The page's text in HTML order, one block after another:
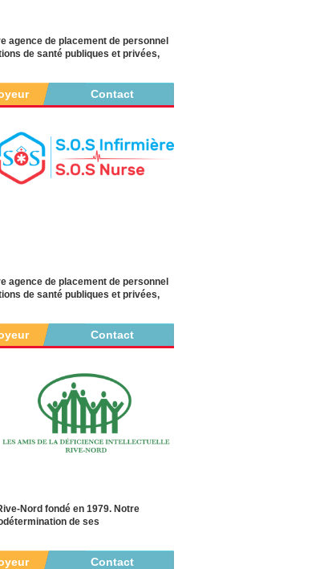
de placement de personnel
de santé publiques et privées,
Contact
de placement de personnel
de santé publiques et privées,
Contact
Nord fondé en 1979. Notre
de ses
Contact